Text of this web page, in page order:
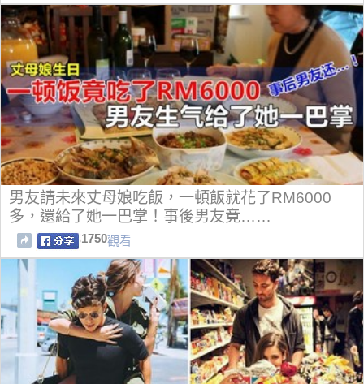
男友請未來丈母娘吃飯，一頓飯就花了RM6000
多，還給了她一巴掌！事後男友竟……
1750觀看